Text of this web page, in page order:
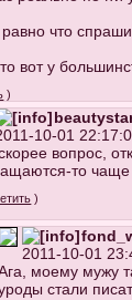
равно что
вот у
)
10-01
вопрос,
то чаще
)
2011-10-01
моему мужу
стали